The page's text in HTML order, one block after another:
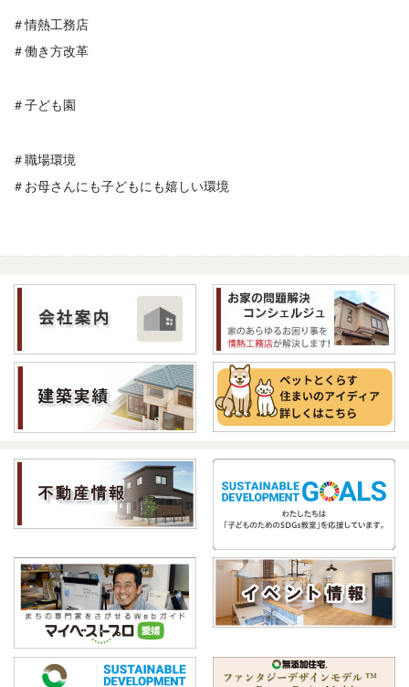
＃情熱工務店
＃働き方改革
＃子ども園
＃職場環境
＃お母さんにも子どもにも嬉しい環境